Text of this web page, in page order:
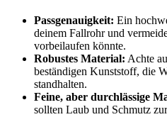
Passgenauigkeit: Ein
deinem Fallrohr und
vorbeilaufen könnte.
Robustes Material: Achte
beständigen Kunststoff, die
standhalten.
Feine, aber durchlässige
sollten Laub und Schmutz